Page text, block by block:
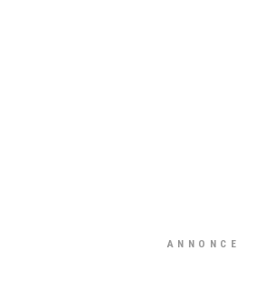
ANNONCE